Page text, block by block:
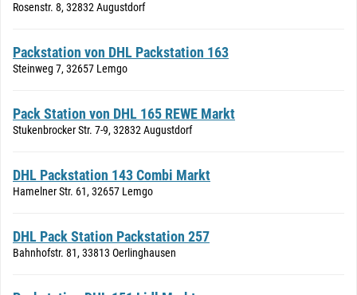
Rosenstr. 8, 32832 Augustdorf
Packstation von DHL Packstation 163
Steinweg 7, 32657 Lemgo
Pack Station von DHL 165 REWE Markt
Stukenbrocker Str. 7-9, 32832 Augustdorf
DHL Packstation 143 Combi Markt
Hamelner Str. 61, 32657 Lemgo
DHL Pack Station Packstation 257
Bahnhofstr. 81, 33813 Oerlinghausen